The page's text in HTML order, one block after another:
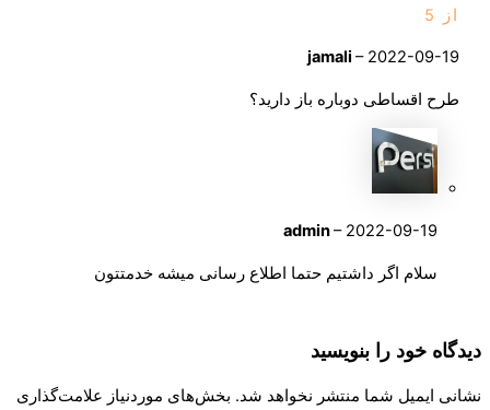
از 5
jamali – 2022-09-19
طرح اقساطی دوباره باز دارید؟
admin– 2022-09-19
سلام اگر داشتیم حتما اطلاع رسانی میشه خدمتتون
دیدگاه خود را بنویسید
نشانی ایمیل شما منتشر نخواهد شد. بخش‌های موردنیاز علامت‌گذاری